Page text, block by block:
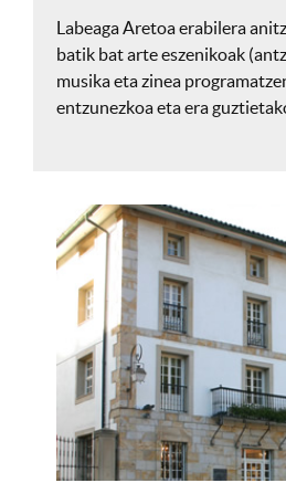
Labeaga Aretoa erabilera
batik bat arte eszenikoak
musika eta zinea
entzunezkoa eta era